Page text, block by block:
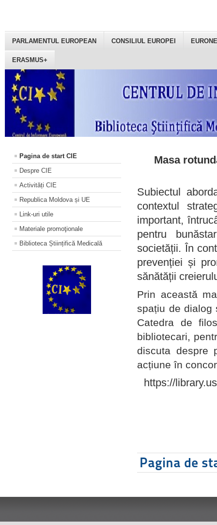
PARLAMENTUL EUROPEAN CONSILIUL EUROPEI
ERASMUS+
Pagina de start CIE
Despre CIE
Activități CIE
Republica Moldova și UE
Link-uri utile
Materiale promoţionale
Biblioteca Științifică Medicală
Masa
Subiectul
contextul
important,
pentru
societății. În
prevenției și
sănătății
Prin această
spațiu de dialog
Catedra de
bibliotecari,
discuta despre
acțiune în
https://
Pagina de